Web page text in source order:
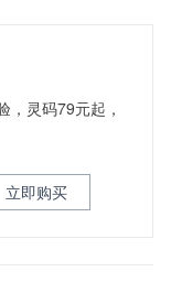
灵码79元起，
立即购买